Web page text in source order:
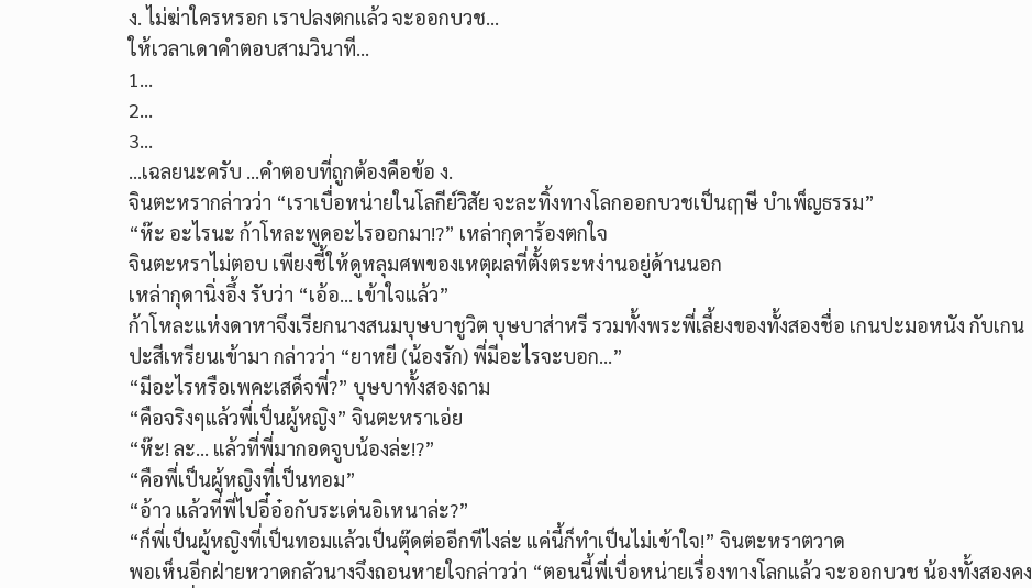
ง. ไม่ฆ่าใครหรอก เราปลงตกแล้ว จะออกบวช…
ให้เวลาเดาคำตอบสามวินาที…
1…
2…
3…
…เฉลยนะครับ …คำตอบที่ถูกต้องคือข้อ ง.
จินตะหรากล่าวว่า “เราเบื่อหน่ายในโลกีย์วิสัย จะละทิ้งทางโลกออกบวชเป็นฤๅษี บำเพ็ญธรรม”
“ห๊ะ อะไรนะ ก้าโหละพูดอะไรออกมา!?” เหล่ากุดาร้องตกใจ
จินตะหราไม่ตอบ เพียงชี้ให้ดูหลุมศพของเหตุผลที่ตั้งตระหง่านอยู่ด้านนอก
เหล่ากุดานิ่งอึ้ง รับว่า “เอ้อ… เข้าใจแล้ว”
ก้าโหละแห่งดาหาจึงเรียกนางสนมบุษบาชูวิต บุษบาส่าหรี รวมทั้งพระพี่เลี้ยงของทั้งสองชื่อ เกนปะมอหนัง กับเกน
ปะสีเหรียนเข้ามา กล่าวว่า “ยาหยี (น้องรัก) พี่มีอะไรจะบอก…”
“มีอะไรหรือเพคะเสด็จพี่?” บุษบาทั้งสองถาม
“คือจริงๆแล้วพี่เป็นผู้หญิง” จินตะหราเอ่ย
“ห๊ะ! ละ… แล้วที่พี่มากอดจูบน้องล่ะ!?”
“คือพี่เป็นผู้หญิงที่เป็นทอม”
“อ้าว แล้วที่พี่ไปอี๋อ๋อกับระเด่นอิเหนาล่ะ?”
“ก็พี่เป็นผู้หญิงที่เป็นทอมแล้วเป็นตุ๊ดต่ออีกทีไงล่ะ แค่นี้ก็ทำเป็นไม่เข้าใจ!” จินตะหราตวาด
พอเห็นอีกฝ่ายหวาดกลัวนางจึงถอนหายใจกล่าวว่า “ตอนนี้พี่เบื่อหน่ายเรื่องทางโลกแล้ว จะออกบวช น้องทั้งสองคง